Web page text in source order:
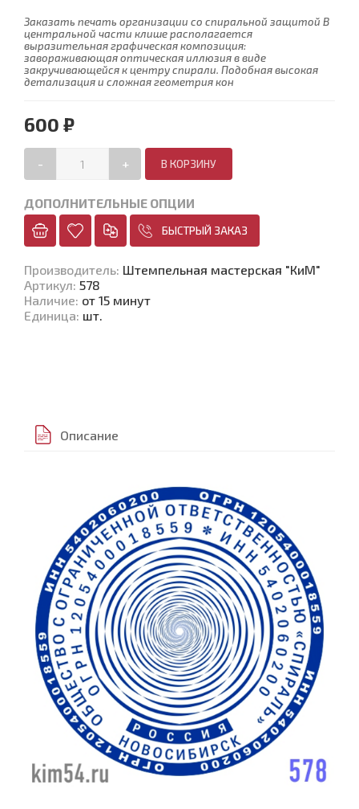
Заказать печать организации со спиральной защитой В
центральной части клише располагается
выразительная графическая композиция:
завораживающая оптическая иллюзия в виде
закручивающейся к центру спирали. Подобная высокая
детализация и сложная геометрия кон
600 ₽
- +
ДОПОЛНИТЕЛЬНЫЕ ОПЦИИ
БЫСТРЫЙ ЗАКАЗ
Производитель: Штемпельная мастерская "КиМ"
Артикул: 578
Наличие: от 15 минут
Единица: шт.
Описание